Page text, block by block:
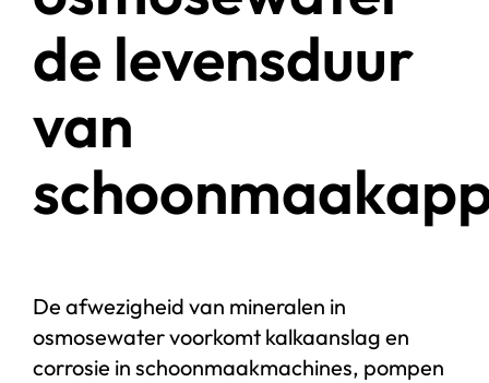
de levensduur
van
De afwezigheid van mineralen in
osmosewater voorkomt kalkaanslag en
corrosie in schoonmaakmachines, pompen